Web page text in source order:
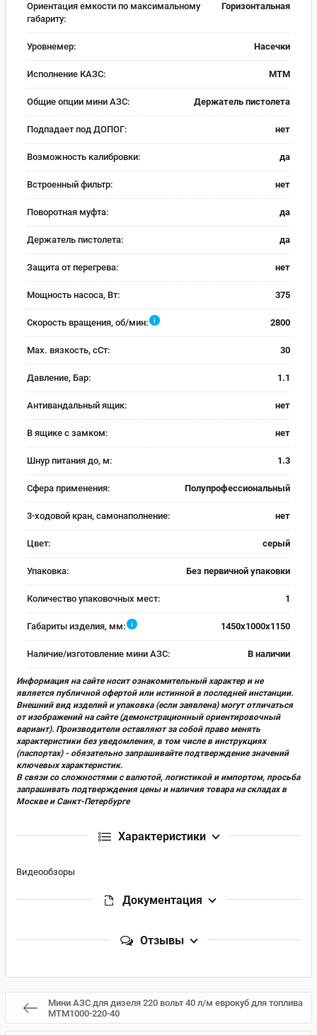
Ориентация емкости по максимальному
габариту:
Горизонтальная
Уровнемер: Насечки
Исполнение КАЗС: МТМ
Общие опции мини АЗС: Держатель пистолета
Подпадает под ДОПОГ: нет
Возможность калибровки: да
Встроенный фильтр: нет
Поворотная муфта: да
Держатель пистолета: да
Защита от перегрева: нет
Мощность насоса, Вт: 375
Скорость вращения, об/мин: i 2800
Max. вязкость, сСт: 30
Давление, Бар: 1.1
Антивандальный ящик: нет
В ящике с замком: нет
Шнур питания до, м: 1.3
Сфера применения: Полупрофессиональный
3-ходовой кран, самонаполнение: нет
Цвет: серый
Упаковка: Без первичной упаковки
Количество упаковочных мест: 1
Габариты изделия, мм: i 1450х1000х1150
Наличие/изготовление мини АЗС: В наличии
Информация на сайте носит ознакомительный характер и не
является публичной офертой или истинной в последней инстанции.
Внешний вид изделий и упаковка (если заявлена) могут отличаться
от изображений на сайте (демонстрационный ориентировочный
вариант). Производители оставляют за собой право менять
характеристики без уведомления, в том числе в инструкциях
(паспортах) - обязательно запрашивайте подтверждение значений
ключевых характеристик.
В связи со сложностями с валютой, логистикой и импортом, просьба
запрашивать подтверждения цены и наличия товара на складах в
Москве и Санкт-Петербурге
Характеристики
Видеообзоры
Документация
Отзывы
Мини АЗС для дизеля 220 вольт 40 л/м еврокуб для топлива
MTM1000-220-40